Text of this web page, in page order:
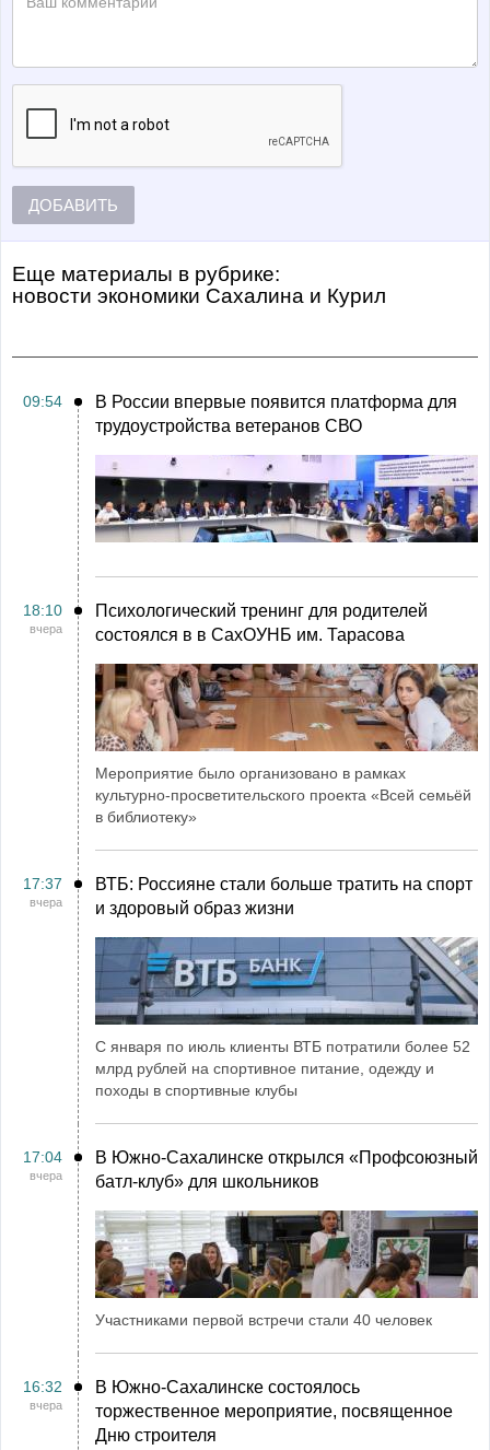
ДОБАВИТЬ
Еще материалы в рубрике:
Новости экономики Сахалина и Курил
09:54
В России впервые появится платформа для
трудоустройства ветеранов СВО
18:10
вчера
Психологический тренинг для родителей
состоялся в в СахОУНБ им. Тарасова
Мероприятие было организовано в рамках
культурно-просветительского проекта «Всей семьёй
в библиотеку»
17:37
вчера
ВТБ: Россияне стали больше тратить на спорт
и здоровый образ жизни
С января по июль клиенты ВТБ потратили более 52
млрд рублей на спортивное питание, одежду и
походы в спортивные клубы
17:04
вчера
В Южно-Сахалинске открылся «Профсоюзный
батл-клуб» для школьников
Участниками первой встречи стали 40 человек
16:32
вчера
В Южно-Сахалинске состоялось
торжественное мероприятие, посвященное
Дню строителя